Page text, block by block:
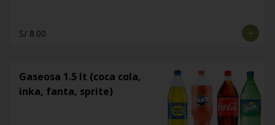
S/ 8.00
Gaseosa 1.5 lt (coca cola,
inka, fanta, sprite)